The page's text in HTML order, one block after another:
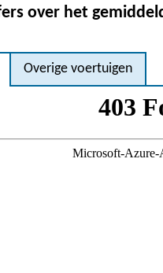
over het
Overige voertuigen